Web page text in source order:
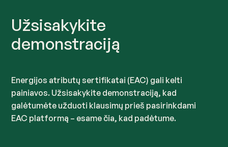
Užsisakykite
demonstraciją
Energijos atributų sertifikatai (EAC) gali kelti
painiavos. Užsisakykite demonstraciją, kad
galėtumėte užduoti klausimų prieš pasirinkdami
EAC platformą – esame čia, kad padėtume.